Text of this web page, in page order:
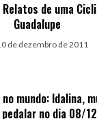
Relatos de uma
Guadalupe
de dezembro de 2011
mundo: Idalina,
no dia 08/